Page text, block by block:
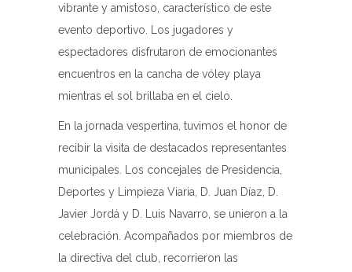
vibrante y amistoso, característico de este
evento deportivo. Los jugadores y
espectadores disfrutaron de emocionantes
encuentros en la cancha de vóley playa
mientras el sol brillaba en el cielo.
En la jornada vespertina, tuvimos el honor de
recibir la visita de destacados representantes
municipales. Los concejales de Presidencia,
Deportes y Limpieza Viaria, D. Juan Díaz, D.
Javier Jordá y D. Luis Navarro, se unieron a la
celebración. Acompañados por miembros de
la directiva del club, recorrieron las